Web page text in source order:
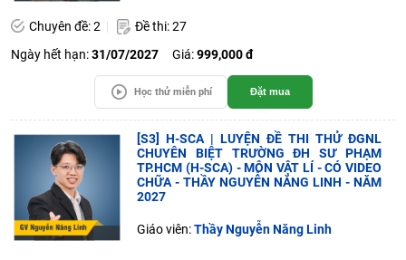
Chuyên đề: 2
Đề thi: 27
Ngày hết hạn:31/07/2027 Giá:999,000 đ
Học thử miễn phí Đặt mua
[S3] H-SCA | LUYỆN ĐỀ THI THỬ ĐGNL
CHUYÊN BIỆT TRƯỜNG ĐH SƯ PHẠM
TP.HCM (H-SCA) - MÔN VẬT LÍ - CÓ VIDEO
CHỮA - THẦY NGUYỄN NĂNG LINH - NĂM
2027
Giáo viên:Thầy Nguyễn Năng Linh